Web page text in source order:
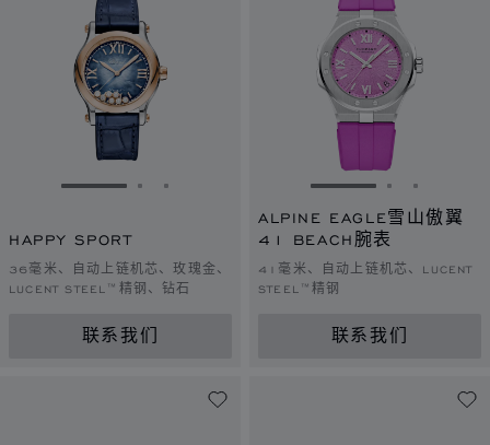
转到幻灯片 1转到幻灯片 2
转到幻灯片 3
HAPPY SPORT
36毫米、自动上链机芯、玫瑰金、
LUCENT STEEL™精钢、钻石
联系我们
转到幻灯片 1转到幻灯
转到幻
ALPINE EAGLE雪山傲翼
41 BEACH腕表
41毫米、自动上链机芯、LUCENT
STEEL™精钢
联系我们